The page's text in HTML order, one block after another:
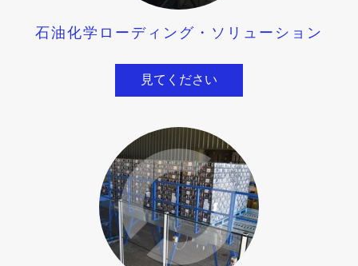
石油化学ローディング・ソリューション
見てください